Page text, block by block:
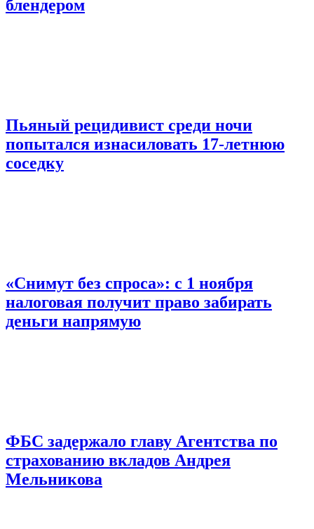
блендером
Пьяный рецидивист среди ночи
попытался изнасиловать 17-летнюю
соседку
«Снимут без спроса»: с 1 ноября
налоговая получит право забирать
деньги напрямую
ФБС задержало главу Агентства по
страхованию вкладов Андрея
Мельникова